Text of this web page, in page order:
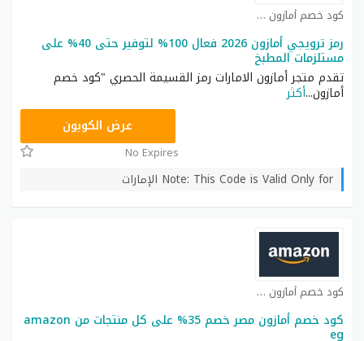
كود خصم أمازون كوبون
رمز ترويجي أمازون 2026 فعال 100% لتوفير حتى 40% على
مستلزمات المطبخ
تقدم متجر أمازون الامارات رمز القسيمة الحصري "كود خصم
أمازون...أكثر
عرض الكوبون
No Expires
Note: This Code is Valid Only for الإمارات
كود خصم أمازون كوبون
كود خصم أمازون مصر خصم 35% على كل منتجات من amazon
eg